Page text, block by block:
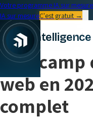
Votre programme IA sur mesure
IA sur mesureC'est gratuit →
intelligence
← Blog
Développement•16 min read
web en
complet